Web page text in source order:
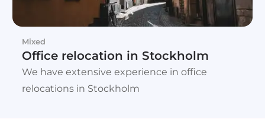
Mixed
Office relocation in Stockholm
We have extensive experience in office
relocations in Stockholm